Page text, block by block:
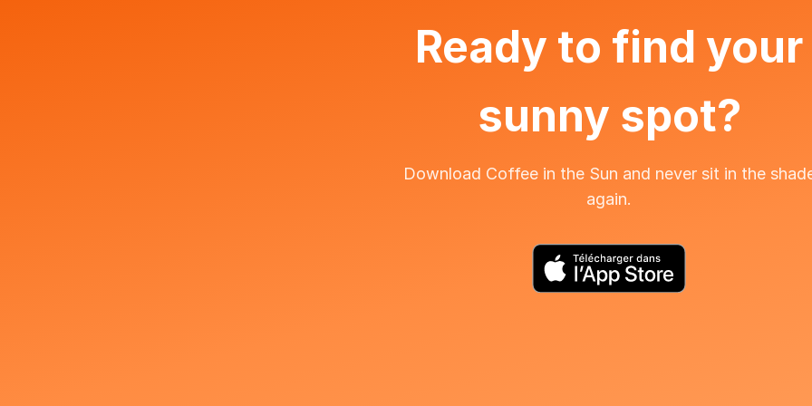
Ready to find your
sunny spot?
Download Coffee in the Sun and never sit in the
again.